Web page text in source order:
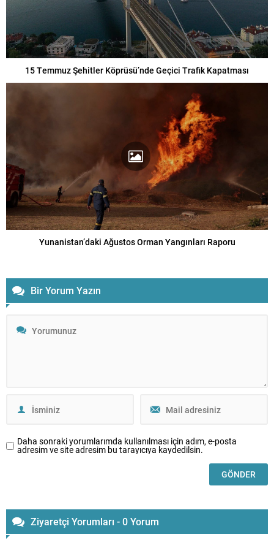
15 Temmuz Şehitler Köprüsü’nde Geçici Trafik Kapatması
Yunanistan’daki Ağustos Orman Yangınları Raporu
Bir Yorum Yazın
Daha sonraki yorumlarımda kullanılması için adım, e-posta
adresim ve site adresim bu tarayıcıya kaydedilsin.
Ziyaretçi Yorumları - 0 Yorum